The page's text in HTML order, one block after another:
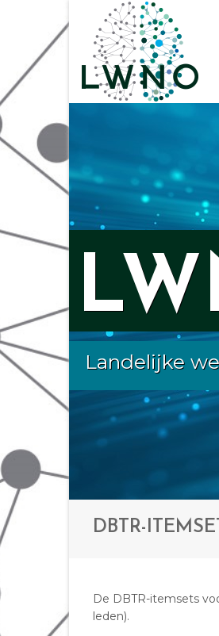
Landelijke
DBTR-
De DBTR-itemsets
leden).